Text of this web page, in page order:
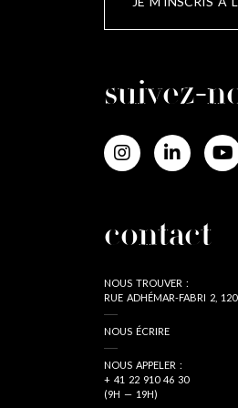
suivez-
contact
NOUS TROUVER :
RUE ADHÉMAR-FABRI 2,
NOUS ÉCRIRE
NOUS APPELER :
+ 41 22 910 46 30
(9H — 19H)